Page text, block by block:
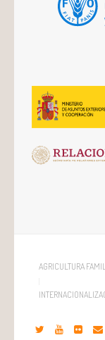
AGRICULTURA